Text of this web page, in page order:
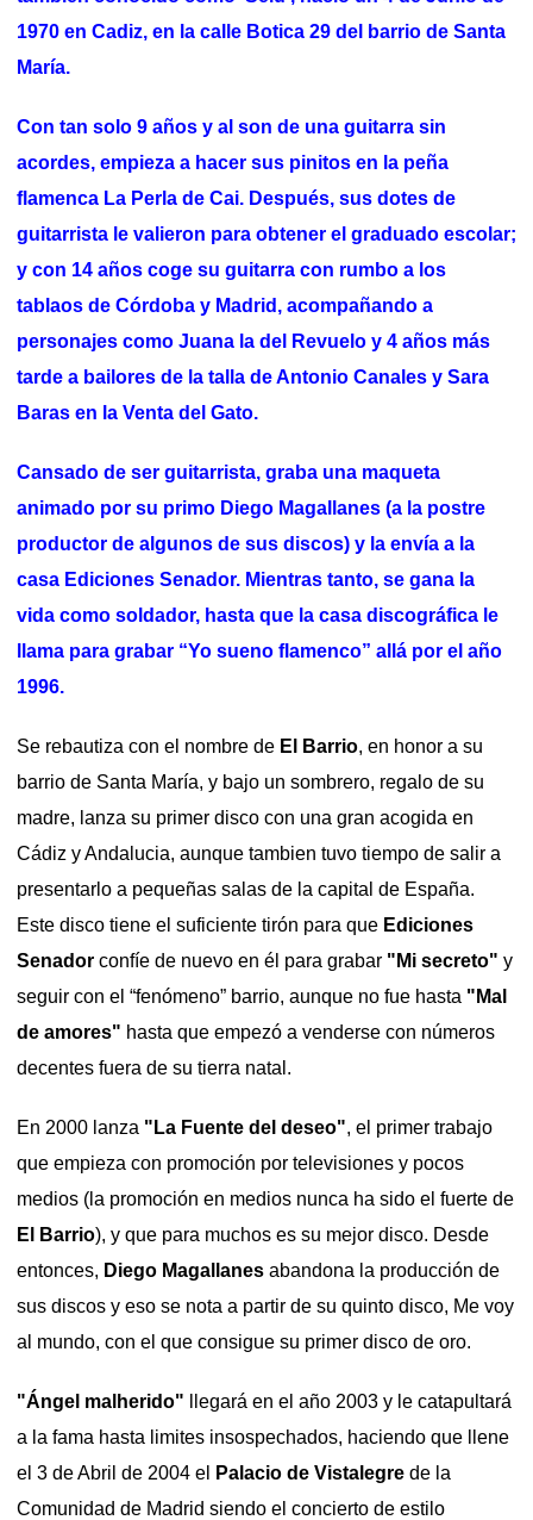
1970 en Cadiz, en la calle Botica 29 del barrio de Santa
María.
Con tan solo 9 años y al son de una guitarra sin
acordes, empieza a hacer sus pinitos en la peña
flamenca La Perla de Cai. Después, sus dotes de
guitarrista le valieron para obtener el graduado escolar;
y con 14 años coge su guitarra con rumbo a los
tablaos de Córdoba y Madrid, acompañando a
personajes como Juana la del Revuelo y 4 años más
tarde a bailores de la talla de Antonio Canales y Sara
Baras en la Venta del Gato.
Cansado de ser guitarrista, graba una maqueta
animado por su primo Diego Magallanes (a la postre
productor de algunos de sus discos) y la envía a la
casa Ediciones Senador. Mientras tanto, se gana la
vida como soldador, hasta que la casa discográfica le
llama para grabar “Yo sueno flamenco” allá por el año
1996.
Se rebautiza con el nombre de El Barrio, en honor a su
barrio de Santa María, y bajo un sombrero, regalo de su
madre, lanza su primer disco con una gran acogida en
Cádiz y Andalucia, aunque tambien tuvo tiempo de salir a
presentarlo a pequeñas salas de la capital de España.
Este disco tiene el suficiente tirón para que Ediciones
Senador confíe de nuevo en él para grabar "Mi secreto" y
seguir con el “fenómeno” barrio, aunque no fue hasta "Mal
de amores" hasta que empezó a venderse con números
decentes fuera de su tierra natal.
En 2000 lanza "La Fuente del deseo", el primer trabajo
que empieza con promoción por televisiones y pocos
medios (la promoción en medios nunca ha sido el fuerte de
El Barrio), y que para muchos es su mejor disco. Desde
entonces, Diego Magallanes abandona la producción de
sus discos y eso se nota a partir de su quinto disco, Me voy
al mundo, con el que consigue su primer disco de oro.
"Ángel malherido" llegará en el año 2003 y le catapultará
a la fama hasta limites insospechados, haciendo que llene
el 3 de Abril de 2004 el
Palacio de Vistalegre de la
Comunidad de Madrid siendo el concierto de estilo